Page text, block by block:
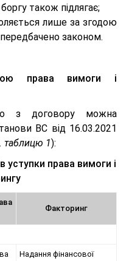
також підлягає;
лише за згодою
законом.
права вимоги і
з договору можна
ВС від 16.03.2021
таблицю 1):
уступки права вимоги і
Факторинг
Надання фінансової